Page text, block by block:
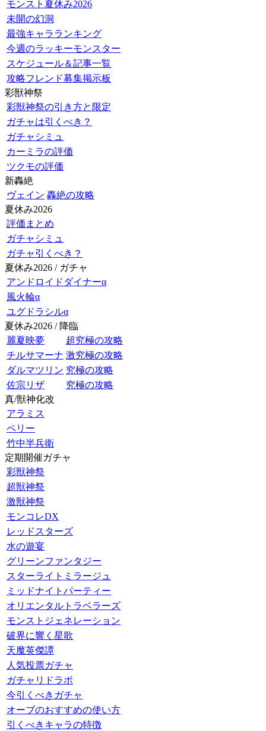
モンスト夏休み2026
未開の幻洞
最強キャラランキング
今週のラッキーモンスター
スケジュール＆記事一覧
攻略フレンド募集掲示板
彩獣神祭
彩獣神祭の引き方と限定
ガチャは引くべき？
ガチャシミュ
カーミラの評価
ツクモの評価
新轟絶
ヴェイン 轟絶の攻略
夏休み2026
評価まとめ
ガチャシミュ
ガチャ引くべき？
夏休み2026 / ガチャ
アンドロイドダイナーα
風火輪α
ユグドラシルα
夏休み2026 / 降臨
麗夏映夢
超究極の攻略
チルサマーナ 激究極の攻略
ダルマツリン 究極の攻略
佐宗リザ
究極の攻略
真/獣神化改
アラミス
ペリー
竹中半兵衛
定期開催ガチャ
彩獣神祭
超獣神祭
激獣神祭
モンコレDX
レッドスターズ
水の遊宴
グリーンファンタジー
スターライトミラージュ
ミッドナイトパーティー
オリエンタルトラベラーズ
モンストジェネレーション
破界に響く星歌
天魔英傑譚
人気投票ガチャ
ガチャリドラボ
今引くべきガチャ
オーブのおすすめの使い方
引くべきキャラの特徴